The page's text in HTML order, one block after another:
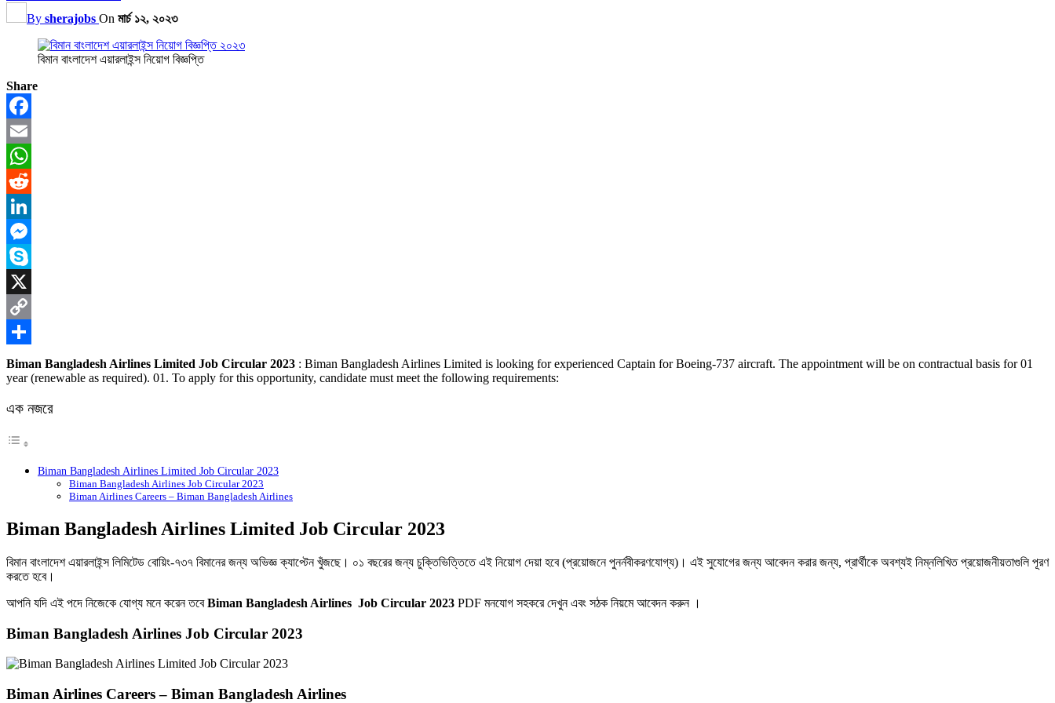
By sherajobs On মার্চ ১২, ২০২৩
বিমান বাংলাদেশ এয়ারলাইন্স নিয়োগ বিজ্ঞপ্তি
Share
Facebook
Email
WhatsApp
Reddit
LinkedIn
Messenger
Skype
X
Copy
Link
Share
Biman Bangladesh Airlines Limited Job Circular 2023 : Biman Bangladesh Airlines Limited is looking for experienced Captain for Boeing-737 aircraft. The appointment will be on contractual basis for 01
year (renewable as required). 01. To apply for this opportunity, candidate must meet the following requirements:
এক নজরে
Biman Bangladesh Airlines Limited Job Circular 2023
Biman Bangladesh Airlines Job Circular 2023
Biman Airlines Careers – Biman Bangladesh Airlines
Biman Bangladesh Airlines Limited Job Circular 2023
বিমান বাংলাদেশ এয়ারলাইন্স লিমিটেড বোয়িং-৭৩৭ বিমানের জন্য অভিজ্ঞ ক্যাপ্টেন খুঁজছে। ০১ বছরের জন্য চুক্তিভিত্তিতে এই নিয়োগ দেয়া হবে (প্রয়োজনে পুনর্নবীকরণযোগ্য)। এই সুযোগের জন্য আবেদন করার জন্য, প্রার্থীকে অবশ্যই নিম্নলিখিত প্রয়োজনীয়তাগুলি পূরণ
করতে হবে।
আপনি যদি এই পদে নিজেকে যোগ্য মনে করেন তবেBiman Bangladesh Airlines Job Circular 2023 PDF মনযোগ সহকরে দেখুন এবং সঠক নিয়মে আবেদন করুন ।
Biman Bangladesh Airlines Job Circular 2023
Biman Airlines Careers – Biman Bangladesh Airlines